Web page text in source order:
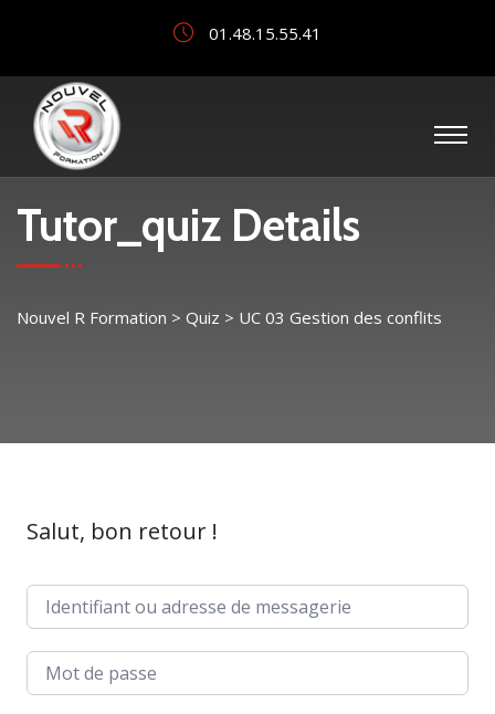
01.48.15.55.41
Tutor_quiz Details
Nouvel R Formation > Quiz > UC 03 Gestion des conflits
Salut, bon retour !